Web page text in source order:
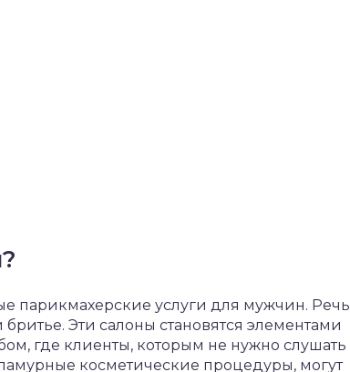
парикмахерские услуги для мужчин. Речь
Эти салоны становятся элементами
где клиенты, которым не нужно слушать
косметические процедуры, могут